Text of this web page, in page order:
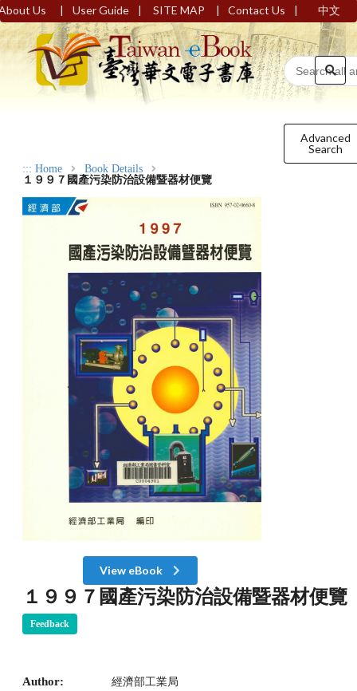
Us | User Guide | SITE MAP | Contact Us | 中文
Advanced
Search
::: Home
Book Details
１９９７國產污染防治設備暨器材便覽
View eBook
１９９７國產污染防治設備暨器材便覽
Feedback
Author: 經濟部工業局